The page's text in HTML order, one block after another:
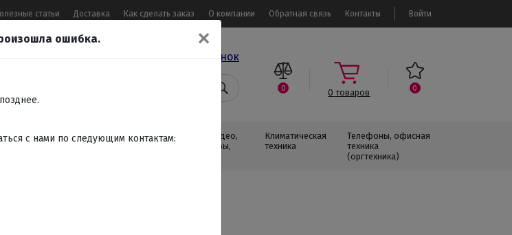
Войти
статьи Доставка Как сделать заказ О компании Обратная связь Контакты
Заказать звонок
0 0 товаров 0
Мелко
Красота,
Аудио, Видео,
Телевизоры,
Климатическая
техника
Телефоны, офисная
техника
(оргтехника)
✕
ошибка.
с нами по следующим контактам: